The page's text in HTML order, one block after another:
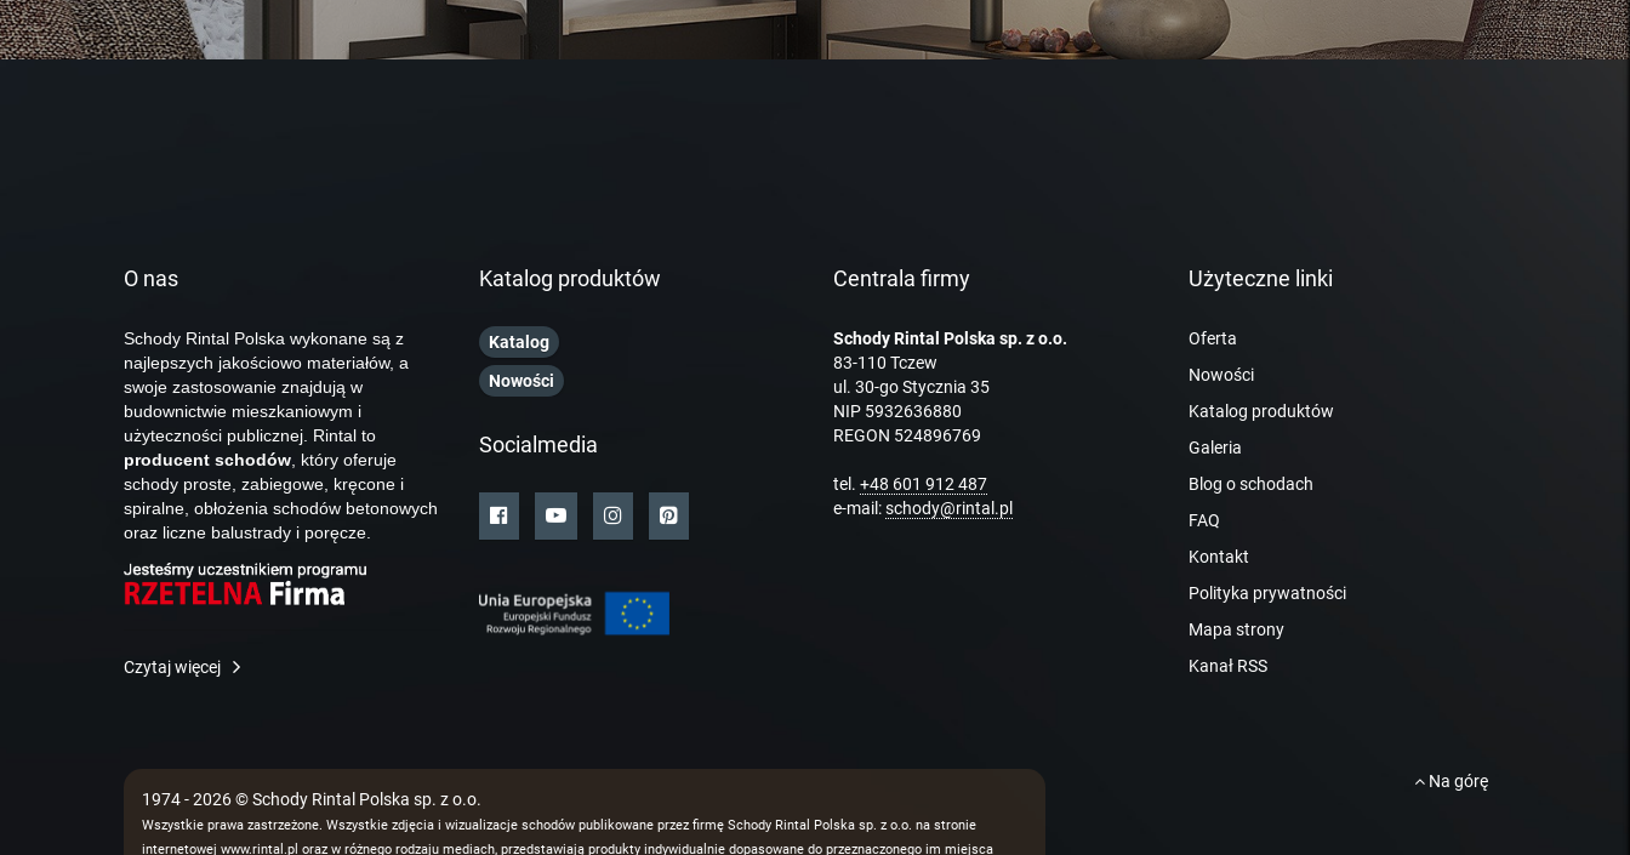
O nas
Schody Rintal Polska wykonane są z
najlepszych jakościowo materiałów, a
swoje zastosowanie znajdują w
budownictwie mieszkaniowym i
użyteczności publicznej. Rintal to
producent schodów , który oferuje
schody proste, zabiegowe, kręcone i
spiralne, obłożenia schodów betonowych
oraz liczne balustrady i poręcze.
Czytaj więcej
Katalog produktów
Katalog
Nowości
Socialmedia
Centrala firmy
Schody Rintal Polska sp. z o.o.
83-110 Tczew
ul. 30-go Stycznia 35
NIP 5932636880
REGON 524896769
tel. +48 601 912 487
e-mail:schody@rintal.pl
Użyteczne linki
Oferta
Nowości
Katalog produktów
Galeria
Blog o schodach
FAQ
Kontakt
Polityka prywatności
Mapa strony
Kanał RSS
1974 - 2026 © Schody Rintal Polska sp. z o.o.
Wszystkie prawa zastrzeżone. Wszystkie zdjęcia i wizualizacje schodów publikowane przez firmę Schody Rintal Polska sp. z o.o. na stronie
internetowej www.rintal.pl oraz w różnego rodzaju mediach, przedstawiają produkty indywidualnie dopasowane do przeznaczonego im miejsca
Na górę